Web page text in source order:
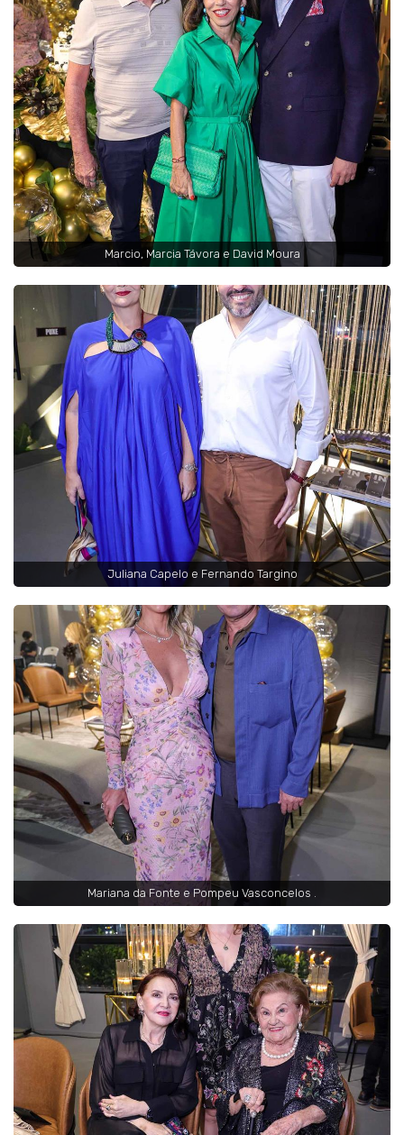
Marcio, Marcia Távora e David Moura
Juliana Capelo e Fernando Targino
Mariana da Fonte e Pompeu Vasconcelos .